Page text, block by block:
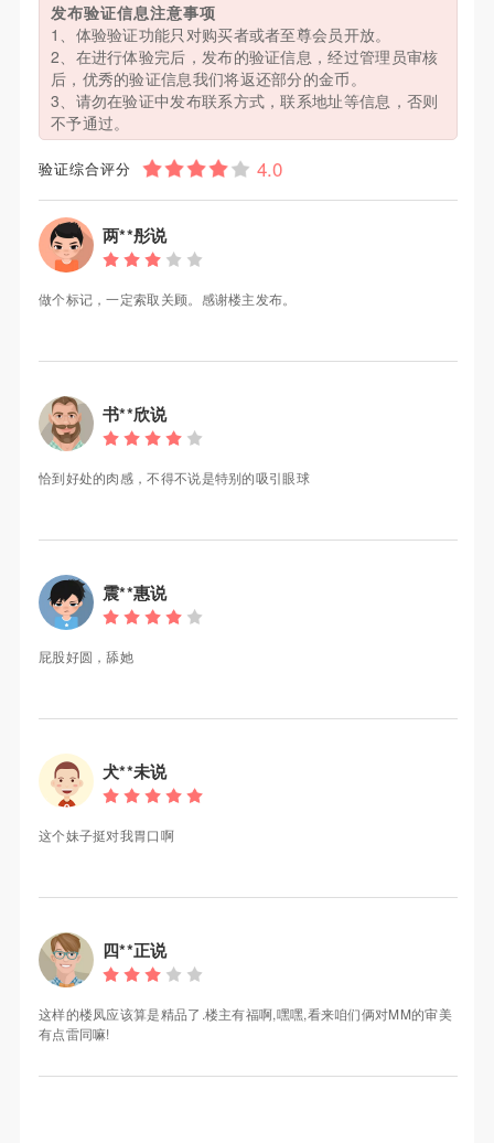
发布验证信息注意事项
1、体验验证功能只对购买者或者至尊会员开放。
2、在进行体验完后，发布的验证信息，经过管理员审核
后，优秀的验证信息我们将返还部分的金币。
3、请勿在验证中发布联系方式，联系地址等信息，否则
不予通过。
验证综合评分
两**彤说
做个标记，一定索取关顾。感谢楼主发布。
书**欣说
恰到好处的肉感，不得不说是特别的吸引眼球
震**惠说
屁股好圆，舔她
犬**未说
这个妹子挺对我胃口啊
四**正说
这样的楼凤应该算是精品了.楼主有福啊,嘿嘿,看来咱们俩对MM的审美
有点雷同嘛!